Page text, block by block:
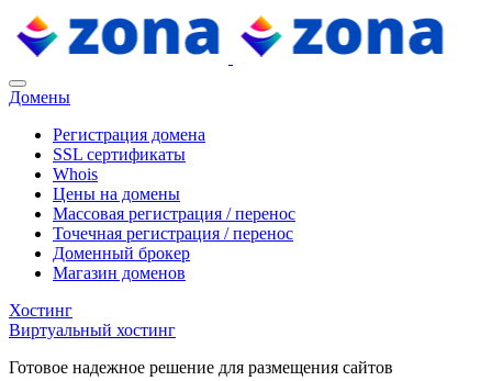
Домены
Регистрация домена
SSL сертификаты
Whois
Цены на домены
Массовая регистрация / перенос
Точечная регистрация / перенос
Доменный брокер
Магазин доменов
Хостинг
Виртуальный хостинг
Готовое надежное решение для размещения сайтов